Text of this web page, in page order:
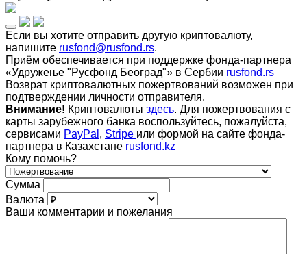
Если вы хотите отправить другую криптовалюту,
напишите rusfond@rusfond.rs.
Приём обеспечивается при поддержке фонда-партнера
«Удружење "Русфонд Београд"» в Сербии rusfond.rs
Возврат криптовалютных пожертвований возможен при
подтверждении личности отправителя.
Внимание! Криптовалюты здесь. Для пожертвования с
карты зарубежного банка воспользуйтесь, пожалуйста,
сервисами PayPal , Stripe или формой на сайте фонда-
партнера в Казахстане rusfond.kz
Кому помочь?
Сумма
Валюта
Ваши комментарии и пожелания